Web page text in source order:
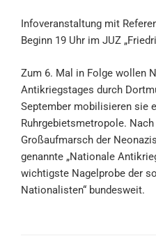
Infoveranstaltung mit
Beginn 19 Uhr im JUZ
Zum 6. Mal in Folge wollen
Antikriegstages durch
September mobilisieren sie
Ruhrgebietsmetropole.
Großaufmarsch der
genannte „Nationale
wichtigste Nagelprobe der
Nationalisten“ bundesweit.